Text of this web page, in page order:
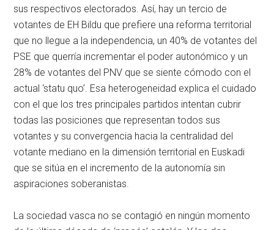
sus respectivos electorados. Así, hay un tercio de
votantes de EH Bildu que prefiere una reforma territorial
que no llegue a la independencia, un 40% de votantes del
PSE que querría incrementar el poder autonómico y un
28% de votantes del PNV que se siente cómodo con el
actual ‘statu quo’. Esa heterogeneidad explica el cuidado
con el que los tres principales partidos intentan cubrir
todas las posiciones que representan todos sus
votantes y su convergencia hacia la centralidad del
votante mediano en la dimensión territorial en Euskadi
que se sitúa en el incremento de la autonomía sin
aspiraciones soberanistas.
La sociedad vasca no se contagió en ningún momento